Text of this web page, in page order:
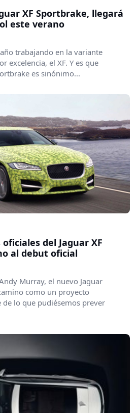
XF Sportbrake, llegará
este verano
trabajando en la variante
excelencia, el XF. Y es que
es sinónimo...
del Jaguar XF
al debut oficial
Murray, el nuevo Jaguar
como un proyecto
lo que pudiésemos prever